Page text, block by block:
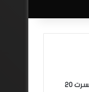
أيت منا: “الوداد اليوم عايشة بسبابي وخسرت 20